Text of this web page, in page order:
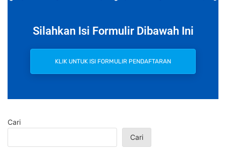
Silahkan Isi Formulir Dibawah Ini
KLIK UNTUK ISI FORMULIR PENDAFTARAN
Cari
Cari